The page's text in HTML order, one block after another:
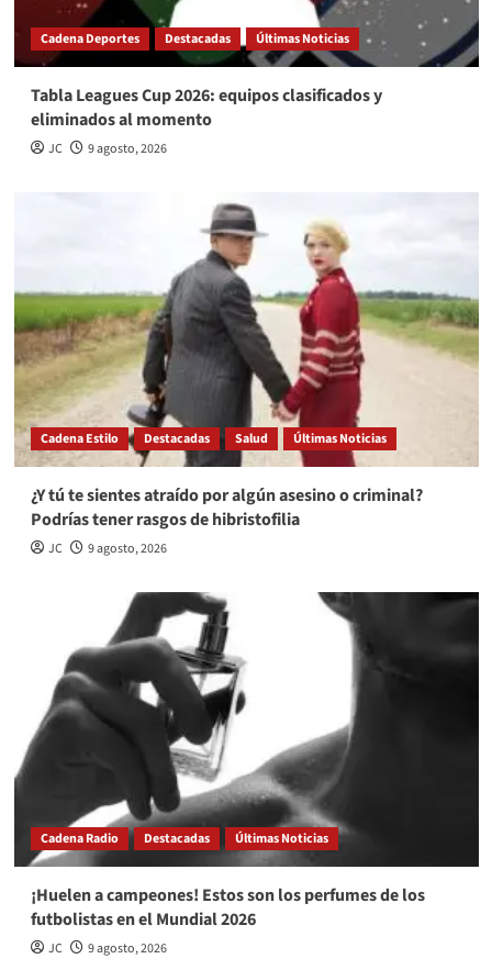
Cadena Deportes Destacadas Últimas Noticias
Tabla Leagues Cup 2026: equipos clasificados y
eliminados al momento
JC 9 agosto, 2026
Cadena Estilo Destacadas Salud Últimas Noticias
¿Y tú te sientes atraído por algún asesino o criminal?
Podrías tener rasgos de hibristofilia
JC 9 agosto, 2026
Cadena Radio Destacadas Últimas Noticias
¡Huelen a campeones! Estos son los perfumes de los
futbolistas en el Mundial 2026
JC 9 agosto, 2026